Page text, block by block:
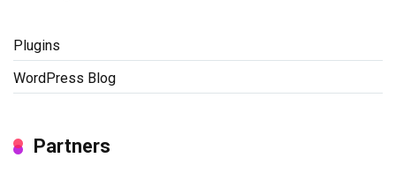
Plugins
WordPress Blog
Partners